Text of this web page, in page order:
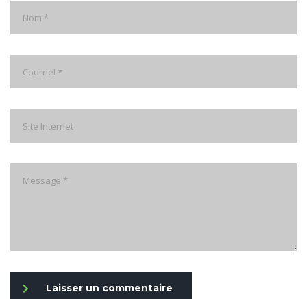
Laisser un commentaire